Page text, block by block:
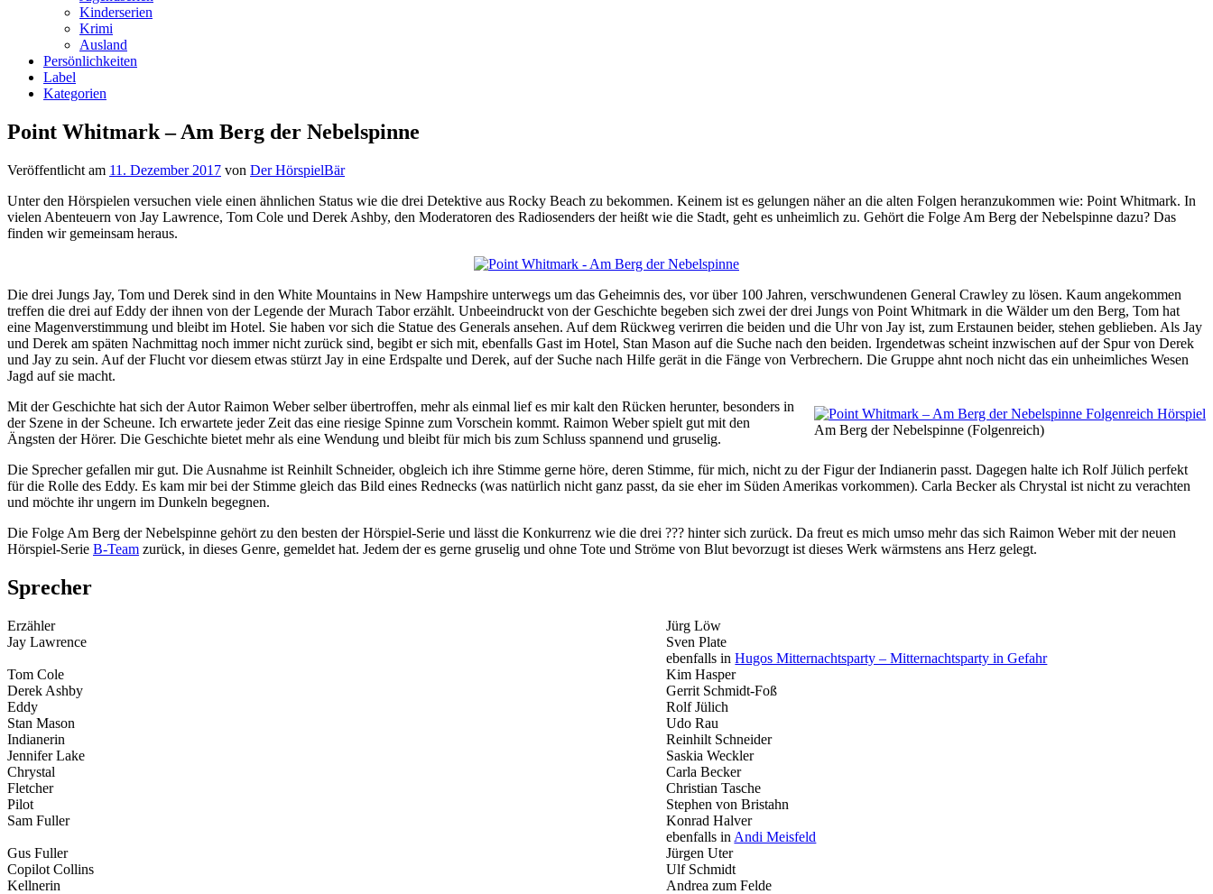
Kinderserien
Krimi
Ausland
Persönlichkeiten
Label
Kategorien
Point Whitmark – Am Berg der Nebelspinne
Veröffentlicht am 11. Dezember 2017 von Der HörspielBär
Unter den Hörspielen versuchen viele einen ähnlichen Status wie die drei Detektive aus Rocky Beach zu bekommen. Keinem ist es gelungen näher an die alten Folgen heranzukommen wie: Point Whitmark. In
vielen Abenteuern von Jay Lawrence, Tom Cole und Derek Ashby, den Moderatoren des Radiosenders der heißt wie die Stadt, geht es unheimlich zu. Gehört die Folge Am Berg der Nebelspinne dazu? Das
finden wir gemeinsam heraus.
Die drei Jungs Jay, Tom und Derek sind in den White Mountains in New Hampshire unterwegs um das Geheimnis des, vor über 100 Jahren, verschwundenen General Crawley zu lösen. Kaum angekommen
treffen die drei auf Eddy der ihnen von der Legende der Murach Tabor erzählt. Unbeeindruckt von der Geschichte begeben sich zwei der drei Jungs von Point Whitmark in die Wälder um den Berg, Tom hat
eine Magenverstimmung und bleibt im Hotel. Sie haben vor sich die Statue des Generals ansehen. Auf dem Rückweg verirren die beiden und die Uhr von Jay ist, zum Erstaunen beider, stehen geblieben. Als Jay
und Derek am späten Nachmittag noch immer nicht zurück sind, begibt er sich mit, ebenfalls Gast im Hotel, Stan Mason auf die Suche nach den beiden. Irgendetwas scheint inzwischen auf der Spur von Derek
und Jay zu sein. Auf der Flucht vor diesem etwas stürzt Jay in eine Erdspalte und Derek, auf der Suche nach Hilfe gerät in die Fänge von Verbrechern. Die Gruppe ahnt noch nicht das ein unheimliches Wesen
Jagd auf sie macht.
Am Berg der Nebelspinne (Folgenreich)
Mit der Geschichte hat sich der Autor Raimon Weber selber übertroffen, mehr als einmal lief es mir kalt den Rücken herunter, besonders in
der Szene in der Scheune. Ich erwartete jeder Zeit das eine riesige Spinne zum Vorschein kommt. Raimon Weber spielt gut mit den
Ängsten der Hörer. Die Geschichte bietet mehr als eine Wendung und bleibt für mich bis zum Schluss spannend und gruselig.
Die Sprecher gefallen mir gut. Die Ausnahme ist Reinhilt Schneider, obgleich ich ihre Stimme gerne höre, deren Stimme, für mich, nicht zu der Figur der Indianerin passt. Dagegen halte ich Rolf Jülich perfekt
für die Rolle des Eddy. Es kam mir bei der Stimme gleich das Bild eines Rednecks (was natürlich nicht ganz passt, da sie eher im Süden Amerikas vorkommen). Carla Becker als Chrystal ist nicht zu verachten
und möchte ihr ungern im Dunkeln begegnen.
Die Folge Am Berg der Nebelspinne gehört zu den besten der Hörspiel-Serie und lässt die Konkurrenz wie die drei ??? hinter sich zurück. Da freut es mich umso mehr das sich Raimon Weber mit der neuen
Hörspiel-Serie B-Team zurück, in dieses Genre, gemeldet hat. Jedem der es gerne gruselig und ohne Tote und Ströme von Blut bevorzugt ist dieses Werk wärmstens ans Herz gelegt.
Sprecher
Erzähler
Jürg Löw
Jay Lawrence
Sven Plate
ebenfalls inHugos Mitternachtsparty – Mitternachtsparty in Gefahr
Tom Cole
Kim Hasper
Derek Ashby
Gerrit Schmidt-Foß
Eddy
Rolf Jülich
Stan Mason
Udo Rau
Indianerin
Reinhilt Schneider
Jennifer Lake
Saskia Weckler
Chrystal
Carla Becker
Fletcher
Christian Tasche
Pilot
Stephen von Bristahn
Sam Fuller
Konrad Halver
ebenfalls in Andi Meisfeld
Gus Fuller
Jürgen Uter
Copilot Collins
Ulf Schmidt
Kellnerin
Andrea zum Felde